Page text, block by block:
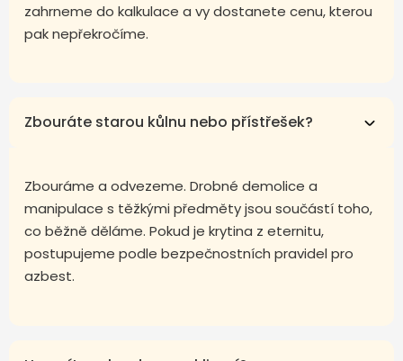
zahrneme do kalkulace a vy dostanete cenu, kterou
pak nepřekročíme.
Zbouráte starou kůlnu nebo přístřešek?
Zbouráme a odvezeme. Drobné demolice a
manipulace s těžkými předměty jsou součástí toho,
co běžně děláme. Pokud je krytina z eternitu,
postupujeme podle bezpečnostních pravidel pro
azbest.